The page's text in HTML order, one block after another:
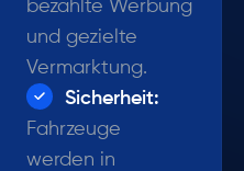
bezahlte Werbung
und gezielte
Vermarktung.
Sicherheit:
Fahrzeuge
werden in